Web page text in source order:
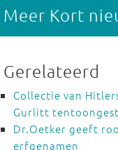
Meer Kort
Gerelateerd
Collectie van
Gurlitt
Dr.Oetker geeft
erfgenamen